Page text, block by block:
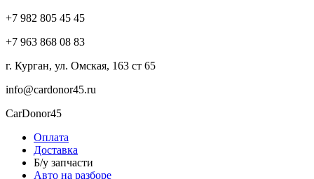
+7 982 805 45 45
+7 963 868 08 83
г. Курган, ул. Омская, 163 ст 65
info@cardonor45.ru
CarDonor45
Оплата
Доставка
Б/у запчасти
Авто на разборе